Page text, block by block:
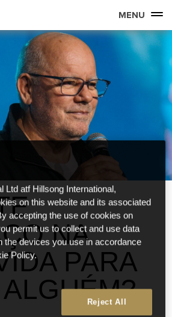
MENU
NA
PARA
Ltd atf Hillsong International,
on this website and its associated
accepting the use of cookies on
permit us to collect and use data
the devices you use in accordance
Policy.
Reject All